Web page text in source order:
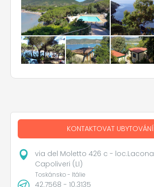
KONTAKTOVAT UBYTOVÁNÍ
via del Moletto 426 c - loc.Lacona
Capoliveri (LI)
Toskánsko - Itálie
42.7568 - 10.3135